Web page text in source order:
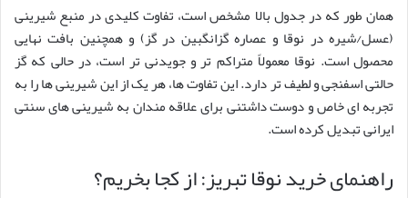
همان طور که در جدول بالا مشخص است، تفاوت کلیدی در منبع شیرینی
(عسل/شیره در نوقا و عصاره گزانگبین در گز) و همچنین بافت نهایی
محصول است. نوقا معمولاً متراکم تر و جویدنی تر است، در حالی که گز
حالتی اسفنجی و لطیف تر دارد. این تفاوت ها، هر یک از این شیرینی ها را به
تجربه ای خاص و دوست داشتنی برای علاقه مندان به شیرینی های سنتی
ایرانی تبدیل کرده است.
راهنمای خرید نوقا تبریز: از کجا بخریم؟